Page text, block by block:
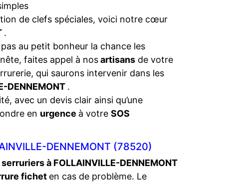
de clefs spéciales, voici notre cœur
.
au petit bonheur la chance les
faites appel à nosartisans de votre
qui saurons intervenir dans les
DENNEMONT .
avec un devis clair ainsi qu’une
en urgence à votre SOS
DENNEMONT (78520)
serruriers à FOLLAINVILLE-DENNEMONT
fichet en cas de problème. Le